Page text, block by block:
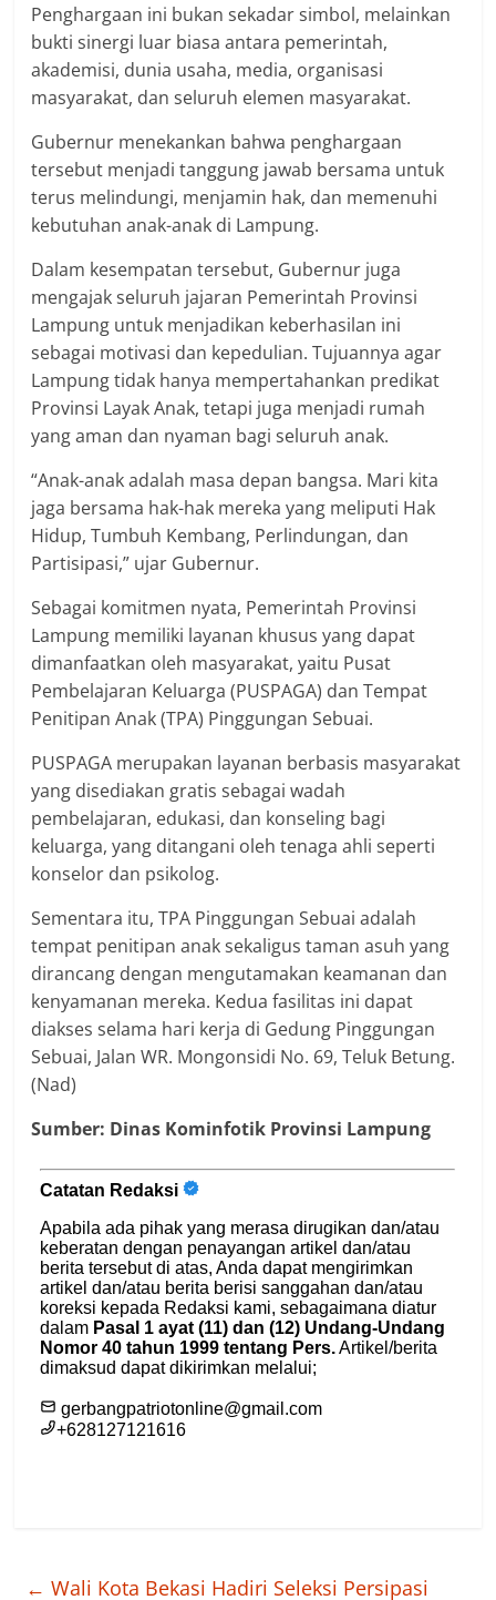
Penghargaan ini bukan sekadar simbol, melainkan
bukti sinergi luar biasa antara pemerintah,
akademisi, dunia usaha, media, organisasi
masyarakat, dan seluruh elemen masyarakat.
Gubernur menekankan bahwa penghargaan
tersebut menjadi tanggung jawab bersama untuk
terus melindungi, menjamin hak, dan memenuhi
kebutuhan anak-anak di Lampung.
Dalam kesempatan tersebut, Gubernur juga
mengajak seluruh jajaran Pemerintah Provinsi
Lampung untuk menjadikan keberhasilan ini
sebagai motivasi dan kepedulian. Tujuannya agar
Lampung tidak hanya mempertahankan predikat
Provinsi Layak Anak, tetapi juga menjadi rumah
yang aman dan nyaman bagi seluruh anak.
“Anak-anak adalah masa depan bangsa. Mari kita
jaga bersama hak-hak mereka yang meliputi Hak
Hidup, Tumbuh Kembang, Perlindungan, dan
Partisipasi,” ujar Gubernur.
Sebagai komitmen nyata, Pemerintah Provinsi
Lampung memiliki layanan khusus yang dapat
dimanfaatkan oleh masyarakat, yaitu Pusat
Pembelajaran Keluarga (PUSPAGA) dan Tempat
Penitipan Anak (TPA) Pinggungan Sebuai.
PUSPAGA merupakan layanan berbasis masyarakat
yang disediakan gratis sebagai wadah
pembelajaran, edukasi, dan konseling bagi
keluarga, yang ditangani oleh tenaga ahli seperti
konselor dan psikolog.
Sementara itu, TPA Pinggungan Sebuai adalah
tempat penitipan anak sekaligus taman asuh yang
dirancang dengan mengutamakan keamanan dan
kenyamanan mereka. Kedua fasilitas ini dapat
diakses selama hari kerja di Gedung Pinggungan
Sebuai, Jalan WR. Mongonsidi No. 69, Teluk Betung.
(Nad)
Sumber: Dinas Kominfotik Provinsi Lampung
← Wali Kota Bekasi Hadiri Seleksi Persipasi